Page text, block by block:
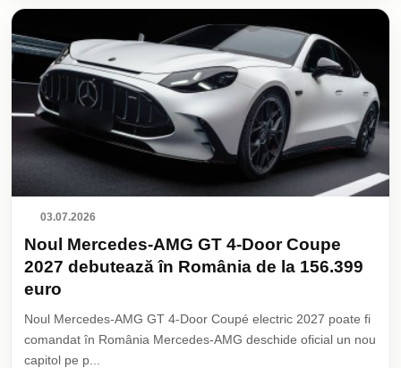
03.07.2026
Noul Mercedes-AMG GT 4-Door Coupe
2027 debutează în România de la 156.399
euro
Noul Mercedes-AMG GT 4-Door Coupé electric 2027 poate fi
comandat în România Mercedes-AMG deschide oficial un nou
capitol pe p...